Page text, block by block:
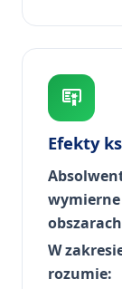
Efekty
wymierne
W
rozumie: